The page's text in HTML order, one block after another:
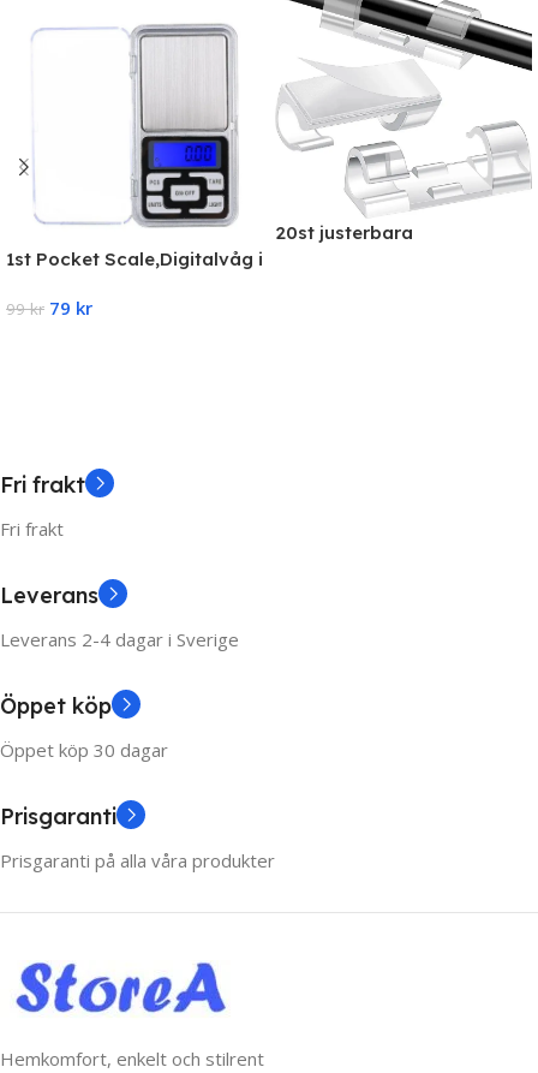
1st Pocket Scale,Digitalvåg i
0,01-200g
99kr 79 kr
20st justerbara
Fri frakt
Fri frakt
Leverans
Leverans 2-4 dagar i Sverige
Öppet köp
Öppet köp 30 dagar
Prisgaranti
Prisgaranti på alla våra produkter
Hemkomfort, enkelt och stilrent